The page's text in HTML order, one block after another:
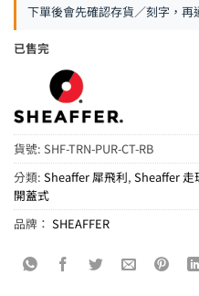
下單後會先確認存貨／刻字，再
已售完
貨號: SHF-TRN-PUR-CT-RB
分類: Sheaffer 犀飛利, Sheaffer 走
開蓋式
品牌： SHEAFFER